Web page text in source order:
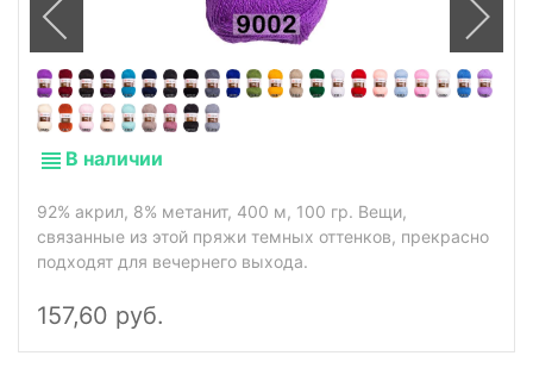
В наличии
92% акрил, 8% метанит, 400 м, 100 гр. Вещи,
связанные из этой пряжи темных оттенков, прекрасно
подходят для вечернего выхода.
157,60 руб.